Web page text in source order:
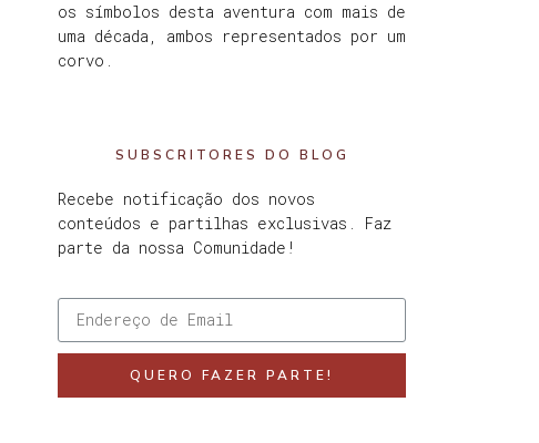
os símbolos desta aventura com mais de
uma década, ambos representados por um
corvo.
SUBSCRITORES DO BLOG
Recebe notificação dos novos
conteúdos e partilhas exclusivas. Faz
parte da nossa Comunidade!
QUERO FAZER PARTE!